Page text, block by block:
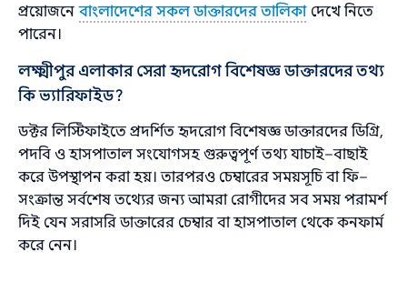
প্রয়োজনেবাংলাদেশের সকল ডাক্তারদের তালিকা দেখে নিতে
পারেন।
লক্ষ্মীপুর এলাকার সেরা হৃদরোগ বিশেষজ্ঞ ডাক্তারদের তথ্য
কি ভ্যারিফাইড?
ডক্টর লিস্টিফাইতে প্রদর্শিত হৃদরোগ বিশেষজ্ঞ ডাক্তারদের ডিগ্রি,
পদবি ও হাসপাতাল সংযোগসহ গুরুত্বপূর্ণ তথ্য যাচাই–বাছাই
করে উপস্থাপন করা হয়। তারপরও চেম্বারের সময়সূচি বা ফি–
সংক্রান্ত সর্বশেষ তথ্যের জন্য আমরা রোগীদের সব সময় পরামর্শ
দিই যেন সরাসরি ডাক্তারের চেম্বার বা হাসপাতাল থেকে কনফার্ম
করে নেন।